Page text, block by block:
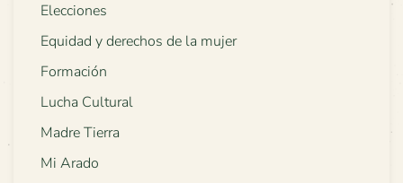
Elecciones
Equidad y derechos de la mujer
Formación
Lucha Cultural
Madre Tierra
Mi Arado